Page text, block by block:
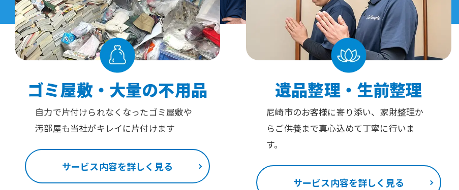
ゴミ屋敷・大量の不用品
自力で片付けられなくなったゴミ屋敷や
汚部屋も当社がキレイに片付けます
サービス内容を詳しく見る
遺品整理・生前整理
尼崎市のお客様に寄り添い、家財整理か
らご供養まで真心込めて丁寧に行いま
す。
サービス内容を詳しく見る